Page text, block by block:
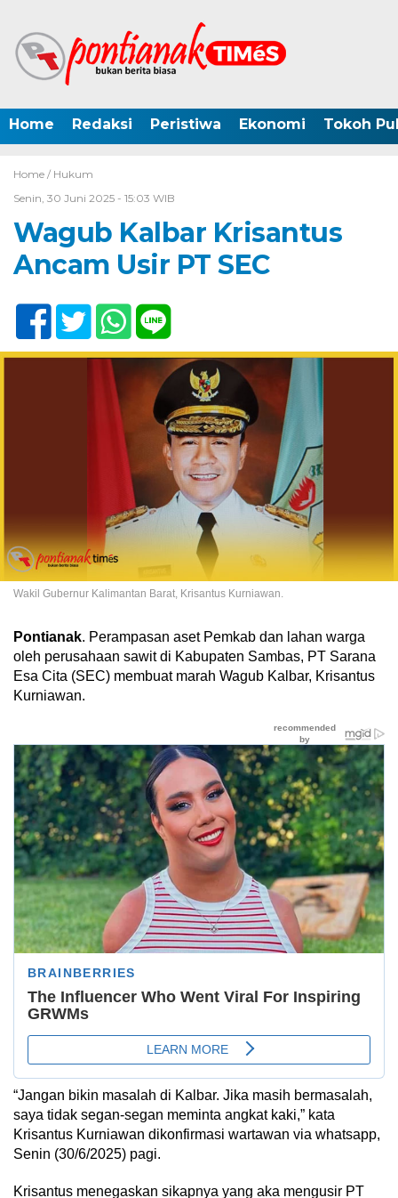
Home Redaksi Peristiwa Ekonomi Tokoh
Home / Hukum
Senin, 30 Juni 2025 - 15:03 WIB
Wagub Kalbar Krisantus
Ancam Usir PT SEC
Wakil Gubernur Kalimantan Barat, Krisantus Kurniawan.
Pontianak. Perampasan aset Pemkab dan lahan warga
oleh perusahaan sawit di Kabupaten Sambas, PT Sarana
Esa Cita (SEC) membuat marah Wagub Kalbar, Krisantus
Kurniawan.
“Jangan bikin masalah di Kalbar. Jika masih bermasalah,
saya tidak segan-segan meminta angkat kaki,” kata
Krisantus Kurniawan dikonfirmasi wartawan via whatsapp,
Senin (30/6/2025) pagi.
Krisantus menegaskan sikapnya yang aka mengusir PT